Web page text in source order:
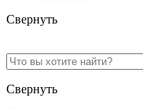
Свернуть
Свернуть